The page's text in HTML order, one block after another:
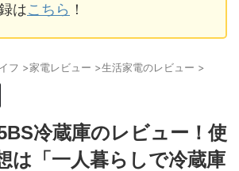
はこちら ！
フ >家電レビュー >生活家電のレビュー >
冷蔵庫のレビュー！使
は「一人暮らしで冷蔵庫